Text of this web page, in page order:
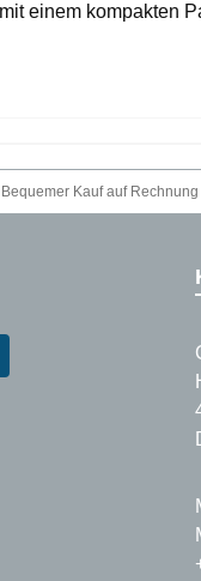
einem kompakten
Bequemer Kauf auf Rechnung